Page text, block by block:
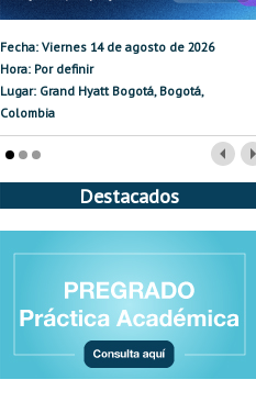
Fecha: Viernes 14 de agosto de 2026
Hora: Por definir
Lugar: Grand Hyatt Bogotá, Bogotá,
Colombia
Destacados